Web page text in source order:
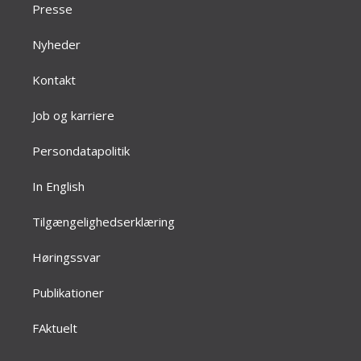
Presse
Nyheder
Kontakt
Job og karriere
Persondatapolitik
In English
Tilgængelighedserklæring
Høringssvar
Publikationer
FAktuelt